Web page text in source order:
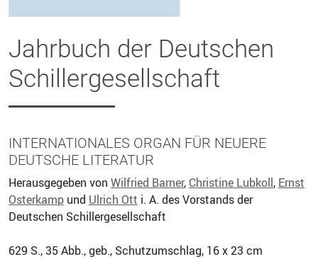
Jahrbuch der Deutschen
Schillergesellschaft
INTERNATIONALES ORGAN FÜR NEUERE
DEUTSCHE LITERATUR
Herausgegeben von Wilfried Barner, Christine Lubkoll, Ernst
Osterkamp und Ulrich Ott i. A. des Vorstands der
Deutschen Schillergesellschaft
629 S., 35 Abb., geb., Schutzumschlag, 16 x 23 cm